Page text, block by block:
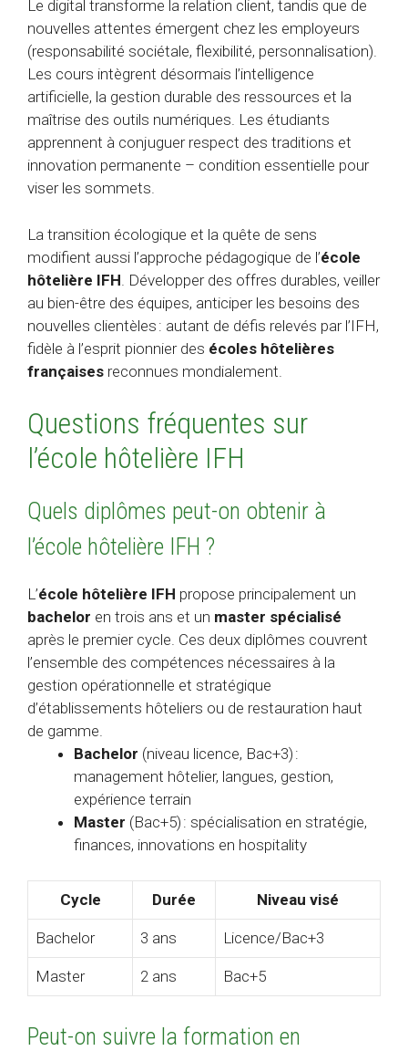
Le digital transforme la relation client, tandis que de
nouvelles attentes émergent chez les employeurs
(responsabilité sociétale, flexibilité, personnalisation).
Les cours intègrent désormais l’intelligence
artificielle, la gestion durable des ressources et la
maîtrise des outils numériques. Les étudiants
apprennent à conjuguer respect des traditions et
innovation permanente – condition essentielle pour
viser les sommets.
La transition écologique et la quête de sens
modifient aussi l’approche pédagogique de l’école
hôtelière IFH . Développer des offres durables, veiller
au bien-être des équipes, anticiper les besoins des
nouvelles clientèles : autant de défis relevés par l’IFH,
fidèle à l’esprit pionnier des écoles hôtelières
françaises reconnues mondialement.
Questions fréquentes sur
l’école hôtelière IFH
Quels diplômes peut-on obtenir à
l’école hôtelière IFH ?
L’école hôtelière IFH propose principalement un
bachelor en trois ans et un master spécialisé
après le premier cycle. Ces deux diplômes couvrent
l’ensemble des compétences nécessaires à la
gestion opérationnelle et stratégique
d’établissements hôteliers ou de restauration haut
de gamme.
Bachelor (niveau licence, Bac+3) :
management hôtelier, langues, gestion,
expérience terrain
Master (Bac+5) : spécialisation en stratégie,
finances, innovations en hospitality
Cycle Durée Niveau visé
Bachelor 3 ans Licence/Bac+3
Master 2 ans Bac+5
Peut-on suivre la formation en